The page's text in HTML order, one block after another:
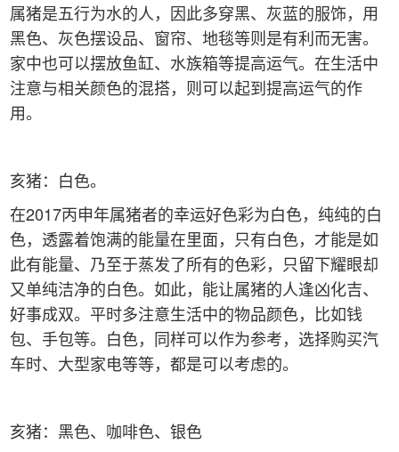
属猪是五行为水的人，因此多穿黑、灰蓝的服饰，用
黑色、灰色摆设品、窗帘、地毯等则是有利而无害。
家中也可以摆放鱼缸、水族箱等提高运气。在生活中
注意与相关颜色的混搭，则可以起到提高运气的作
用。
亥猪：白色。
在2017丙申年属猪者的幸运好色彩为白色，纯纯的白
色，透露着饱满的能量在里面，只有白色，才能是如
此有能量、乃至于蒸发了所有的色彩，只留下耀眼却
又单纯洁净的白色。如此，能让属猪的人逢凶化吉、
好事成双。平时多注意生活中的物品颜色，比如钱
包、手包等。白色，同样可以作为参考，选择购买汽
车时、大型家电等等，都是可以考虑的。
亥猪：黑色、咖啡色、银色